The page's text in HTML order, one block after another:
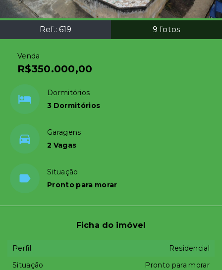
Ref.: 619 9 fotos
Venda
R$350.000,00
Dormitórios
3 Dormitórios
Garagens
2 Vagas
Situação
Pronto para morar
Ficha do imóvel
Perfil
Residencial
Situação
Pronto para morar